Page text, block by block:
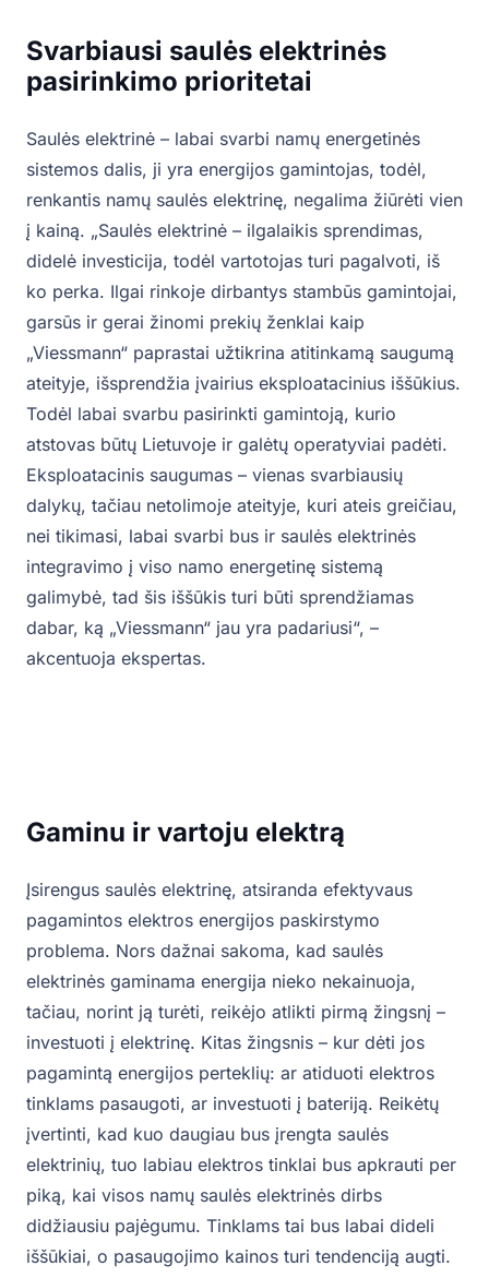
Svarbiausi saulės elektrinės
pasirinkimo prioritetai
Saulės elektrinė – labai svarbi namų energetinės
sistemos dalis, ji yra energijos gamintojas, todėl,
renkantis namų saulės elektrinę, negalima žiūrėti vien
į kainą. „Saulės elektrinė – ilgalaikis sprendimas,
didelė investicija, todėl vartotojas turi pagalvoti, iš
ko perka. Ilgai rinkoje dirbantys stambūs gamintojai,
garsūs ir gerai žinomi prekių ženklai kaip
„Viessmann“ paprastai užtikrina atitinkamą saugumą
ateityje, išsprendžia įvairius eksploatacinius iššūkius.
Todėl labai svarbu pasirinkti gamintoją, kurio
atstovas būtų Lietuvoje ir galėtų operatyviai padėti.
Eksploatacinis saugumas – vienas svarbiausių
dalykų, tačiau netolimoje ateityje, kuri ateis greičiau,
nei tikimasi, labai svarbi bus ir saulės elektrinės
integravimo į viso namo energetinę sistemą
galimybė, tad šis iššūkis turi būti sprendžiamas
dabar, ką „Viessmann“ jau yra padariusi“, –
akcentuoja ekspertas.
Gaminu ir vartoju elektrą
Įsirengus saulės elektrinę, atsiranda efektyvaus
pagamintos elektros energijos paskirstymo
problema. Nors dažnai sakoma, kad saulės
elektrinės gaminama energija nieko nekainuoja,
tačiau, norint ją turėti, reikėjo atlikti pirmą žingsnį –
investuoti į elektrinę. Kitas žingsnis – kur dėti jos
pagamintą energijos perteklių: ar atiduoti elektros
tinklams pasaugoti, ar investuoti į bateriją. Reikėtų
įvertinti, kad kuo daugiau bus įrengta saulės
elektrinių, tuo labiau elektros tinklai bus apkrauti per
piką, kai visos namų saulės elektrinės dirbs
didžiausiu pajėgumu. Tinklams tai bus labai dideli
iššūkiai, o pasaugojimo kainos turi tendenciją augti.